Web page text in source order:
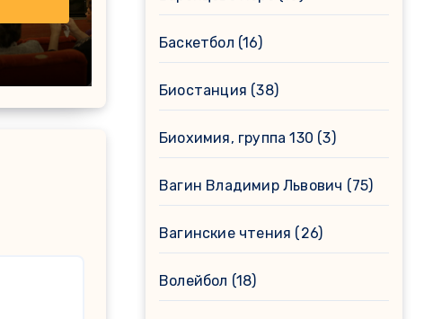
Баскетбол (16)
Биостанция (38)
Биохимия, группа 130 (3)
Вагин Владимир Львович (75)
Вагинские чтения (26)
Волейбол (18)